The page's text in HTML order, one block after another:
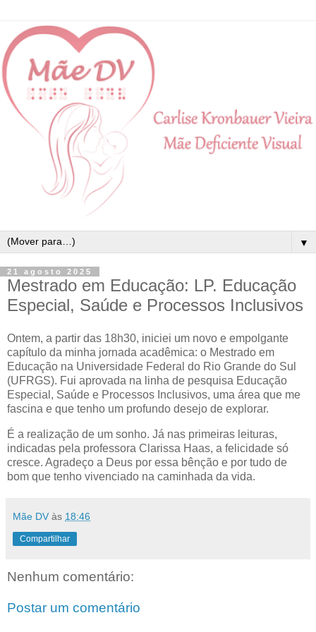
▼
21 agosto 2025
Mestrado em Educação: LP. Educação
Especial, Saúde e Processos Inclusivos
Ontem, a partir das 18h30, iniciei um novo e empolgante
capítulo da minha jornada acadêmica: o Mestrado em
Educação na Universidade Federal do Rio Grande do Sul
(UFRGS). Fui aprovada na linha de pesquisa Educação
Especial, Saúde e Processos Inclusivos, uma área que me
fascina e que tenho um profundo desejo de explorar.
É a realização de um sonho. Já nas primeiras leituras,
indicadas pela professora Clarissa Haas, a felicidade só
cresce. Agradeço a Deus por essa bênção e por tudo de
bom que tenho vivenciado na caminhada da vida.
Mãe DV às 18:46
Compartilhar
Nenhum comentário:
Postar um comentário